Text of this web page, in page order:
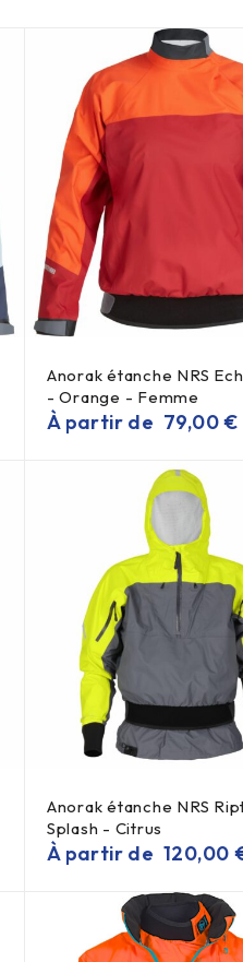
Anorak étanche NRS
- Orange - Femme
À partir de 79,00€
Anorak étanche NRS
Splash - Citrus
À partir de 120,00